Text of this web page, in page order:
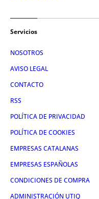
Servicios
NOSOTROS
AVISO LEGAL
CONTACTO
RSS
POLÍTICA DE PRIVACIDAD
POLÍTICA DE COOKIES
EMPRESAS CATALANAS
EMPRESAS ESPAÑOLAS
CONDICIONES DE COMPRA
ADMINISTRACIÓN UTIQ